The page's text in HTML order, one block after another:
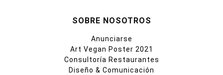
SOBRE NOSOTROS
Anunciarse
Art Vegan Poster 2021
Consultoría Restaurantes
Diseño & Comunicación